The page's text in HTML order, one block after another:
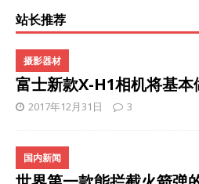
站长推荐
富士新款X-H1相机将基本
摄影器材
2017年12月31日 3
国内新闻